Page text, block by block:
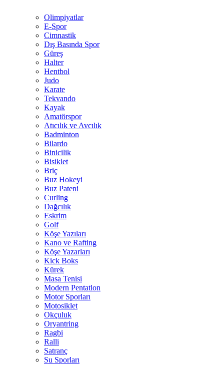
Olimpiyatlar
E-Spor
Cimnastik
Dış Basında Spor
Güreş
Halter
Hentbol
Judo
Karate
Tekvando
Kayak
Amatörspor
Atıcılık ve Avcılık
Badminton
Bilardo
Binicilik
Bisiklet
Briç
Buz Hokeyi
Buz Pateni
Curling
Dağcılık
Eskrim
Golf
Köşe Yazıları
Kano ve Rafting
Köşe Yazarları
Kick Boks
Kürek
Masa Tenisi
Modern Pentatlon
Motor Sporları
Motosiklet
Okçuluk
Oryantring
Ragbi
Ralli
Satranç
Su Sporları